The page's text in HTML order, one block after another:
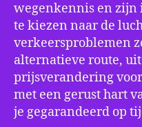
wegenkennis en zijn
te kiezen naar de
verkeersproblemen
alternatieve route,
prijsverandering
met een gerust hart
je gegarandeerd op